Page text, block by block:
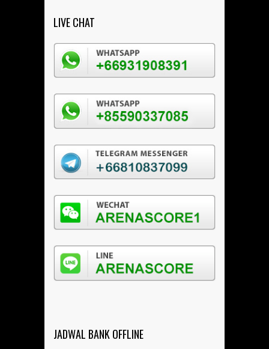
LIVE CHAT
JADWAL BANK OFFLINE